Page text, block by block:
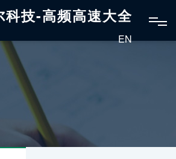
科技-高频高速大全
EN